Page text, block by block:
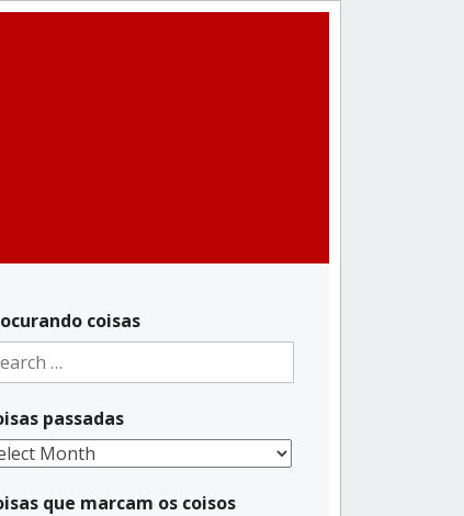
coisas
passadas
que marcam os coisos